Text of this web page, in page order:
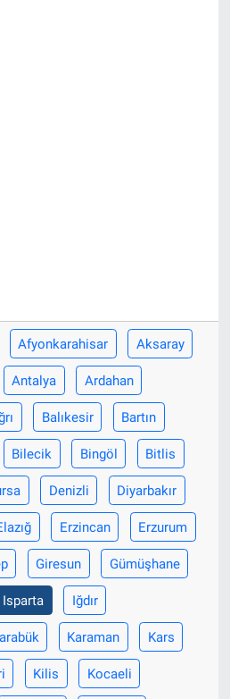
Afyonkarahisar Aksaray
Antalya Ardahan
Balıkesir Bartın
Bilecik Bingöl Bitlis
Denizli Diyarbakır
Erzincan Erzurum
Giresun Gümüşhane
Isparta Iğdır
Karaman Kars
Kilis Kocaeli